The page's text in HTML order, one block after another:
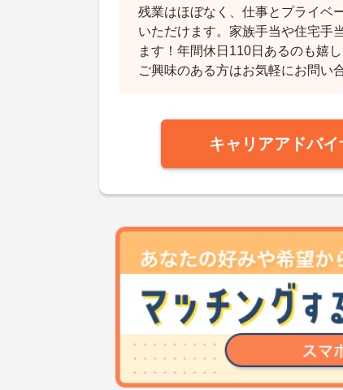
残業はほぼなく、仕事とプライベ
いただけます。家族手当や住宅手
ます！年間休日110日あるのも嬉
ご興味のある方はお気軽にお問い
キャリアアドバ